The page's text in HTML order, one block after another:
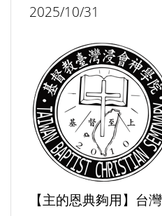
2025/10/31
【主的恩典夠用】台